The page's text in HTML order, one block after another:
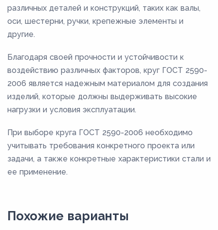
различных деталей и конструкций, таких как валы,
оси, шестерни, ручки, крепежные элементы и
другие.
Благодаря своей прочности и устойчивости к
воздействию различных факторов, круг ГОСТ 2590-
2006 является надежным материалом для создания
изделий, которые должны выдерживать высокие
нагрузки и условия эксплуатации.
При выборе круга ГОСТ 2590-2006 необходимо
учитывать требования конкретного проекта или
задачи, а также конкретные характеристики стали и
ее применение.
Похожие варианты